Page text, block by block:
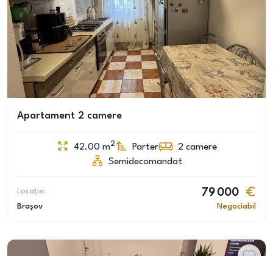
Apartament 2 camere
42.00 m2 Parter 2 camere
Semidecomandat
Locație:
Brașov
79 000
Negociabil